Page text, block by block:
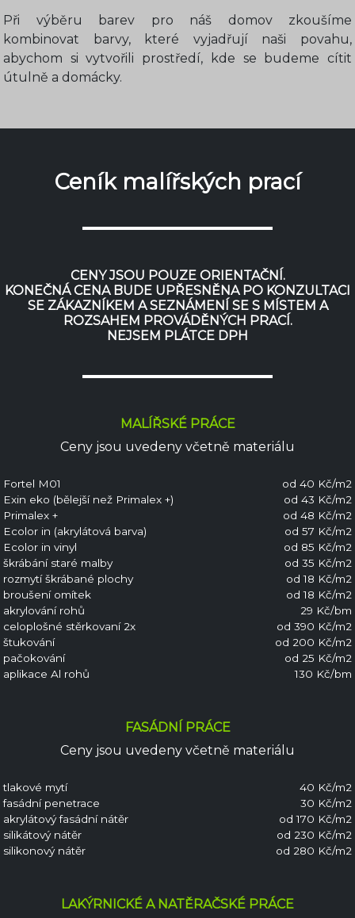
Při výběru barev pro náš domov zkoušíme
kombinovat barvy, které vyjadřují naši povahu,
abychom si vytvořili prostředí, kde se budeme cítit
útulně a domácky.
Ceník malířských prací
CENY JSOU POUZE ORIENTAČNÍ.
KONEČNÁ CENA BUDE UPŘESNĚNA PO KONZULTACI
SE ZÁKAZNÍKEM A SEZNÁMENÍ SE S MÍSTEM A
ROZSAHEM PROVÁDĚNÝCH PRACÍ.
NEJSEM PLÁTCE DPH
MALÍŘSKÉ PRÁCE
Ceny jsou uvedeny včetně materiálu
Fortel M01
od 40 Kč/m2
Exin eko (bělejší než Primalex +)
od 43 Kč/m2
Primalex +
od 48 Kč/m2
Ecolor in (akrylátová barva)
od 57 Kč/m2
Ecolor in vinyl
od 85 Kč/m2
škrábání staré malby
od 35 Kč/m2
rozmytí škrábané plochy
od 18 Kč/m2
broušení omítek
od 18 Kč/m2
akrylování rohů
29 Kč/bm
celoplošné stěrkovaní 2x
od 390 Kč/m2
štukování
od 200 Kč/m2
pačokování
od 25 Kč/m2
aplikace Al rohů
130 Kč/bm
FASÁDNÍ PRÁCE
Ceny jsou uvedeny včetně materiálu
tlakové mytí
40 Kč/m2
fasádní penetrace
30 Kč/m2
akrylátový fasádní nátěr
od 170 Kč/m2
silikátový nátěr
od 230 Kč/m2
silikonový nátěr
od 280 Kč/m2
LAKÝRNICKÉ A NATĚRAČSKÉ PRÁCE